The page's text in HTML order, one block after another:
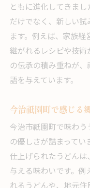
ともに進化してきま
だけでなく、新しい
ます。例えば、家族
継がれるレシピや技
の伝承の積み重ねが
語を与えています。
今治祇園町で感じる
今治市祇園町で味わ
の優しさが詰まって
仕上げられたうどん
与える味わいです。